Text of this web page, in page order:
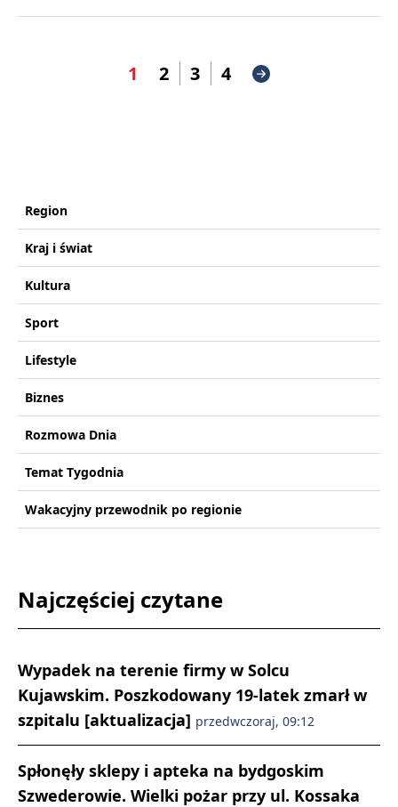
1 2 3 4
Region
Kraj i świat
Kultura
Sport
Lifestyle
Biznes
Rozmowa Dnia
Temat Tygodnia
Wakacyjny przewodnik po regionie
Najczęściej czytane
Wypadek na terenie firmy w Solcu
Kujawskim. Poszkodowany 19-latek zmarł w
szpitalu [aktualizacja] przedwczoraj, 09:12
Spłonęły sklepy i apteka na bydgoskim
Szwederowie. Wielki pożar przy ul. Kossaka